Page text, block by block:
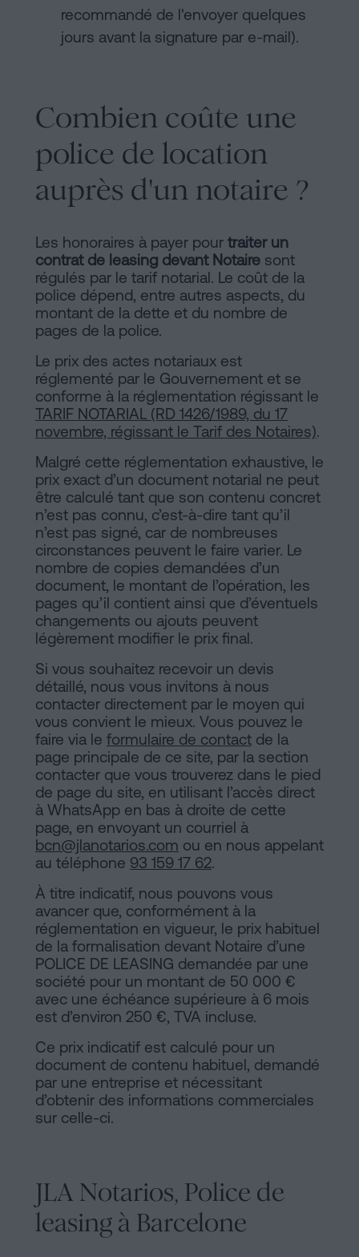
recommandé de l'envoyer quelques
jours avant la signature par e-mail).
Combien coûte une
police de location
auprès d'un notaire ?
Les honoraires à payer pour traiter un
contrat de leasing devant Notaire sont
régulés par le tarif notarial. Le coût de la
police dépend, entre autres aspects, du
montant de la dette et du nombre de
pages de la police.
Le prix des actes notariaux est
réglementé par le Gouvernement et se
conforme à la réglementation régissant le
TARIF NOTARIAL (RD 1426/1989, du 17
novembre, régissant le Tarif des Notaires).
Malgré cette réglementation exhaustive, le
prix exact d’un document notarial ne peut
être calculé tant que son contenu concret
n’est pas connu, c’est-à-dire tant qu’il
n’est pas signé, car de nombreuses
circonstances peuvent le faire varier. Le
nombre de copies demandées d’un
document, le montant de l’opération, les
pages qu’il contient ainsi que d’éventuels
changements ou ajouts peuvent
légèrement modifier le prix final.
Si vous souhaitez recevoir un devis
détaillé, nous vous invitons à nous
contacter directement par le moyen qui
vous convient le mieux. Vous pouvez le
faire via le formulaire de contact de la
page principale de ce site, par la section
contacter que vous trouverez dans le pied
de page du site, en utilisant l’accès direct
à WhatsApp en bas à droite de cette
page, en envoyant un courriel à
bcn@jlanotarios.com ou en nous appelant
au téléphone 93 159 17 62.
À titre indicatif, nous pouvons vous
avancer que, conformément à la
réglementation en vigueur, le prix habituel
de la formalisation devant Notaire d’une
POLICE DE LEASING demandée par une
société pour un montant de 50 000 €
avec une échéance supérieure à 6 mois
est d’environ 250 €, TVA incluse.
Ce prix indicatif est calculé pour un
document de contenu habituel, demandé
par une entreprise et nécessitant
d’obtenir des informations commerciales
sur celle-ci.
JLA Notarios, Police de
leasing à Barcelone